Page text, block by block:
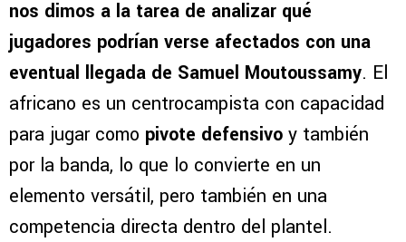
nos dimos a la tarea de analizar qué
jugadores podrían verse afectados con una
eventual llegada de Samuel Moutoussamy. El
africano es un centrocampista con capacidad
para jugar como pivote defensivo y también
por la banda, lo que lo convierte en un
elemento versátil, pero también en una
competencia directa dentro del plantel.